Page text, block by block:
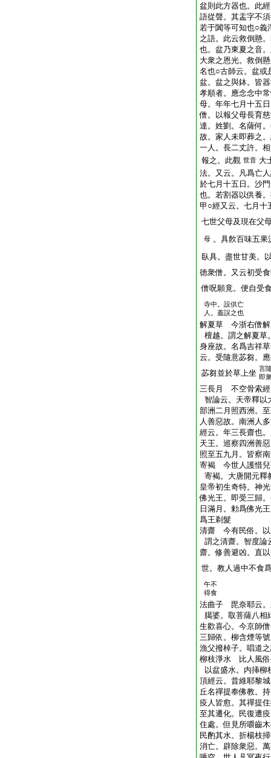
盆則此方器也。此
語從聲。其盂字不
若于闐等可知也○義
之語。此云救倒懸
也。盆乃東夏之音
大衆之恩光。救倒
名也○古師云。盆或
盆。盆之與鉢。皆
孝順者。應念念中
母。年年七月十五
僧。以報父母長育
達。姓劉。名薩何
故。家人未即葬之
一人。長二丈許。
報之。此觀 世音 大
法。又云。凡爲亡
於七月十五日。沙
也。若割器以供養
甲○經又云。七月十
七世父母及現在父
母 。具飮百味五果
臥具。盡世甘美。
徳衆僧。又云初受
僧呪願竟。便自受
寺中。設供亡
人。蓋誤之也
解夏草 今浙右僧解
檀越。謂之解夏草
身座故。名爲吉祥
云。受隨意苾芻。
苾芻並於草上坐 言
即
三長月 不空骨索經
智論云。天帝釋以
部洲二月照西洲。
人善惡故。南洲人
經云。年三長齋也
天王。巡察四洲善
照至五九月。皆察
寄褐 今世人護惜兒
寄褐。大唐開元釋
皇帝初生奇特。神
佛光王。即受三歸
日滿月。勅爲佛光
爲王剃髮
清齋 今有民俗。以
謂之清齋。智度論
齋。修善避凶。直
世。教人過中不食
午不
得食
法曲子 毘奈耶云。
臈婆。取菩薩八相
生歡喜心。今京師
三歸依。柳含煙等
漁父撥棹子。唱道
柳枝淨水 比人風俗
以盆盛水。内挿柳
頂經云。昔維耶黎
丘名禪提奉佛教。
疫人皆愈。其禪提
至其遷化。民復遭
住處。但見所嚼齒
民酌其水。折楊枝
消亡。辟除衆惡。